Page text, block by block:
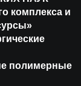
комплекса и
полимерные